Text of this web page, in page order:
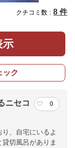
クチコミ数 : 8 件
示
ック
ニセコ
0
、自宅にいるよ
切風呂がありま